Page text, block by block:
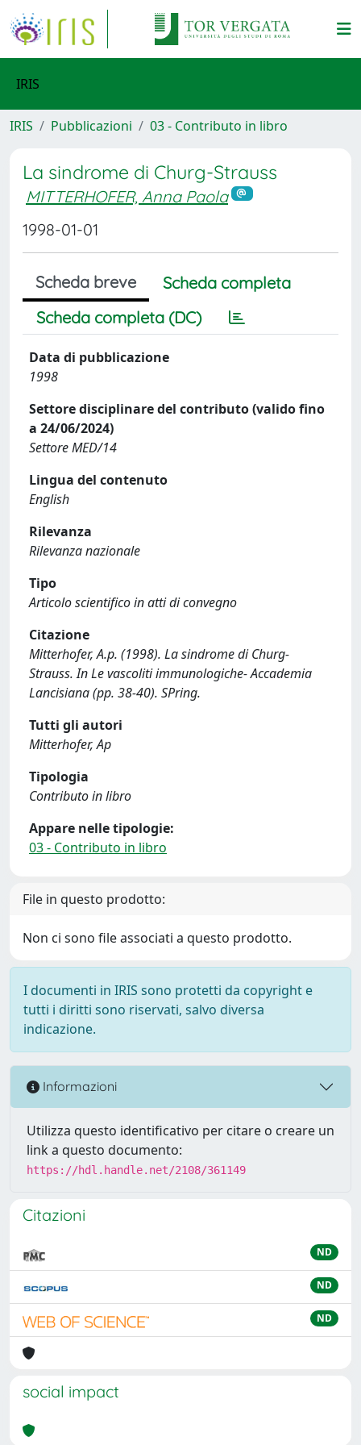
IRIS
IRIS Pubblicazioni 03 - Contributo in libro
La sindrome di Churg-Strauss
MITTERHOFER, Anna Paola
1998-01-01
Scheda breve
Scheda completa
Scheda completa (DC)
Data di pubblicazione
1998
Settore disciplinare del contributo (valido fino
a 24/06/2024)
Settore MED/14
Lingua del contenuto
English
Rilevanza
Rilevanza nazionale
Tipo
Articolo scientifico in atti di convegno
Citazione
Mitterhofer, A.p. (1998). La sindrome di Churg-
Strauss. In Le vascoliti immunologiche- Accademia
Lancisiana (pp. 38-40). SPring.
Tutti gli autori
Mitterhofer, Ap
Tipologia
Contributo in libro
Appare nelle tipologie:
03 - Contributo in libro
File in questo prodotto:
Non ci sono file associati a questo prodotto.
I documenti in IRIS sono protetti da copyright e
tutti i diritti sono riservati, salvo diversa
indicazione.
Informazioni
Utilizza questo identificativo per citare o creare un
link a questo documento:
https://hdl.handle.net/2108/361149
Citazioni
ND
ND
ND
social impact